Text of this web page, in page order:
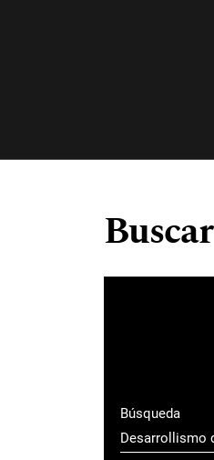
Menú principal
Buscar
Búsqueda